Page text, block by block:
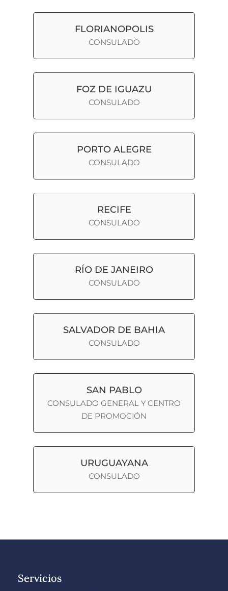
FLORIANOPOLIS
CONSULADO
FOZ DE IGUAZU
CONSULADO
PORTO ALEGRE
CONSULADO
RECIFE
CONSULADO
RÍO DE JANEIRO
CONSULADO
SALVADOR DE BAHIA
CONSULADO
SAN PABLO
CONSULADO GENERAL Y CENTRO
DE PROMOCIÓN
URUGUAYANA
CONSULADO
Servicios